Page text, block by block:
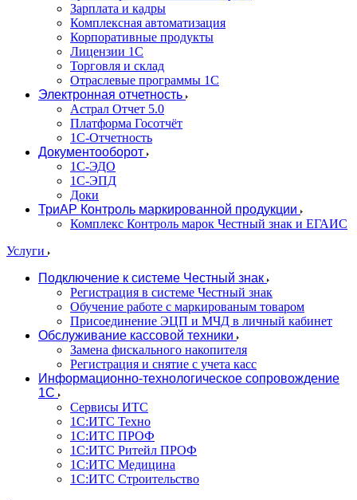
Зарплата и кадры
Комплексная автоматизация
Корпоративные продукты
Лицензии 1С
Торговля и склад
Отраслевые программы 1С
Электронная отчетность
Астрал Отчет 5.0
Платформа Госотчёт
1С-Отчетность
Документооборот
1С-ЭДО
1С-ЭПД
Доки
ТриАР Контроль маркированной продукции
Комплекс Контроль марок Честный знак и ЕГАИС
Услуги
Подключение к системе Честный знак
Регистрация в системе Честный знак
Обучение работе с маркированым товаром
Присоединение ЭЦП и МЧД в личный кабинет
Обслуживание кассовой техники
Замена фискального накопителя
Регистрация и снятие с учета касс
Информационно-технологическое сопровождение
1C
Сервисы ИТС
1С:ИТС Техно
1С:ИТС ПРОФ
1С:ИТС Ритейл ПРОФ
1С:ИТС Медицина
1С:ИТС Строительство